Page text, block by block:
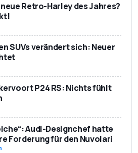
Retro-Harley des Jahres?
SUVs verändert sich: Neuer
P24 RS: Nichts fühlt
Audi-Designchef hatte
Forderung für den Nuvolari